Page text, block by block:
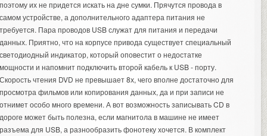
их не придется искать на дне сумки. Прячутся провода в
устройстве, а дополнительного адаптера питания не
Пара проводов USB служат для питания и передачи
Приятно, что на корпусе привода существует специальный
индикатор, который оповестит о недостатке
и напомнит подключить второй кабель к USB - порту.
чтения DVD не превышает 8х, чего вполне достаточно для
фильмов или копирования данных, да и при записи не
особо много времени. А вот возможность записывать CD в
может быть полезна, если магнитола в машине не имеет
для USB, а разнообразить фонотеку хочется. В комплект